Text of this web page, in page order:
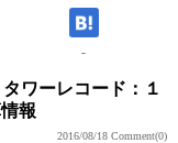
-
ワーレコード：１
報
2016/08/18 Comment(0)